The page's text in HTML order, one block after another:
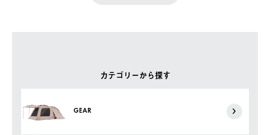
カテゴリーから探す
GEAR